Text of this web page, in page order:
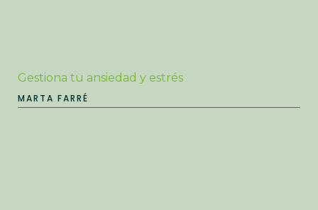
Gestiona tu ansiedad y estrés
MARTA FARRÉ